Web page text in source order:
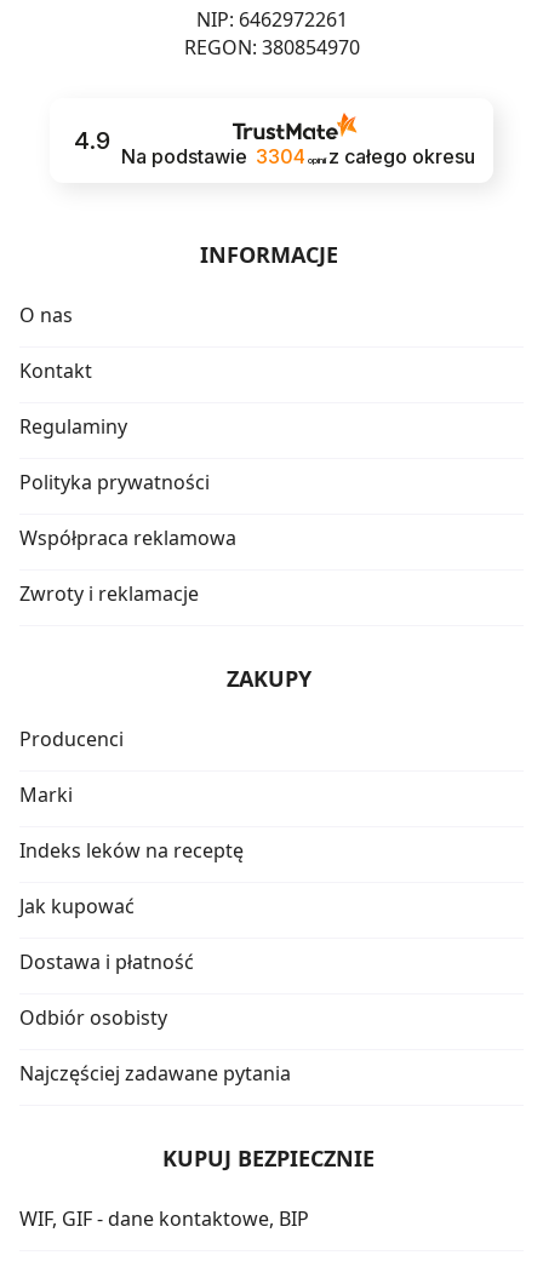
NIP: 6462972261
REGON: 380854970
4.9
Na podstawie 3304 opinii z całego okresu
INFORMACJE
O nas
Kontakt
Regulaminy
Polityka prywatności
Współpraca reklamowa
Zwroty i reklamacje
ZAKUPY
Producenci
Marki
Indeks leków na receptę
Jak kupować
Dostawa i płatność
Odbiór osobisty
Najczęściej zadawane pytania
KUPUJ BEZPIECZNIE
WIF, GIF - dane kontaktowe, BIP